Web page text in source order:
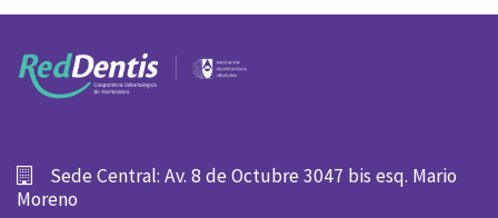
Sede Central: Av. 8 de Octubre 3047 bis esq. Mario
Moreno